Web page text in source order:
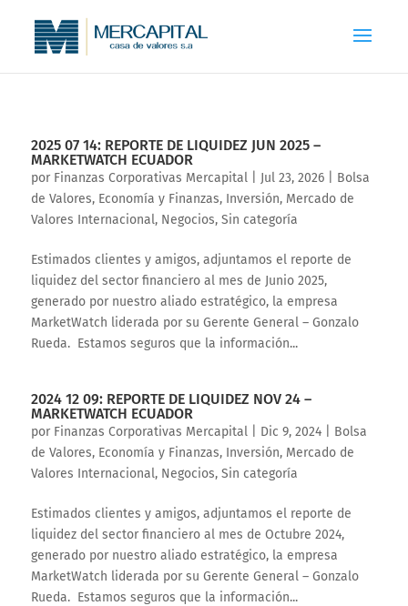
2025 07 14: REPORTE DE LIQUIDEZ JUN 2025 –
MARKETWATCH ECUADOR
por Finanzas Corporativas Mercapital| Jul 23, 2026| Bolsa
de Valores, Economía y Finanzas, Inversión, Mercado de
Valores Internacional, Negocios, Sin categoría
Estimados clientes y amigos, adjuntamos el reporte de
liquidez del sector financiero al mes de Junio 2025,
generado por nuestro aliado estratégico, la empresa
MarketWatch liderada por su Gerente General – Gonzalo
Rueda. Estamos seguros que la información...
2024 12 09: REPORTE DE LIQUIDEZ NOV 24 –
MARKETWATCH ECUADOR
por Finanzas Corporativas Mercapital| Dic 9, 2024| Bolsa
de Valores, Economía y Finanzas, Inversión, Mercado de
Valores Internacional, Negocios, Sin categoría
Estimados clientes y amigos, adjuntamos el reporte de
liquidez del sector financiero al mes de Octubre 2024,
generado por nuestro aliado estratégico, la empresa
MarketWatch liderada por su Gerente General – Gonzalo
Rueda. Estamos seguros que la información...